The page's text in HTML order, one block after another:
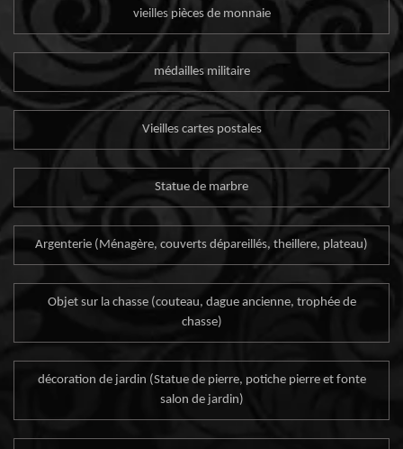
vieilles pièces de monnaie
médailles militaire
Vieilles cartes postales
Statue de marbre
Argenterie (Ménagère, couverts dépareillés, theillere, plateau)
Objet sur la chasse (couteau, dague ancienne, trophée de
chasse)
décoration de jardin (Statue de pierre, potiche pierre et fonte
salon de jardin)